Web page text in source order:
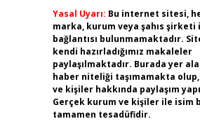
Yasal Uyarı: Bu internet sitesi,
marka, kurum veya şahıs şirketi
bağlantısı bulunmamaktadır.
kendi hazırladığımız makaleler
paylaşılmaktadır. Burada yer
haber niteliği taşımamakta
ve kişiler hakkında paylaşım
Gerçek kurum ve kişiler ile isim
tamamen tesadüfidir.